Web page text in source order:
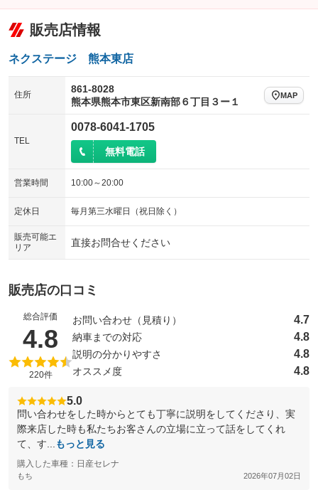
：装備なし
レンタカーアップ
：装備なし
電動格納ミラー
：装備なし
：装備なし ：装備なし
ローダウン
：装備なし
パワーシート
：装備なし
：装備なし
チップアップシート オットマン
：装備なし
電動格納サードシート
ウォークスルー
：装備なし
電動リアゲート
：装備なし
シートエアコン
：装備なし
：装備なし
販売店情報
ネクステージ 熊本東店
住所
861-8028
熊本県熊本市東区新南部６丁目３ー１
MAP
TEL
0078-6041-1705
無料電話
営業時間 10:00～20:00
定休日 毎月第三水曜日（祝日除く）
販売可能エ
リア
直接お問合せください
販売店の口コミ
総合評価
4.8 （5点満点中）
220件
お問い合わせ（見積り） 4.7
納車までの対応 4.8
説明の分かりやすさ 4.8
オススメ度 4.8
5.0
問い合わせをした時からとても丁寧に説明をしてくださり、実
際来店した時も私たちお客さんの立場に立って話をしてくれ
て、す...
もっと見る
購入した車種：日産セレナ
もち 2026年07月02日